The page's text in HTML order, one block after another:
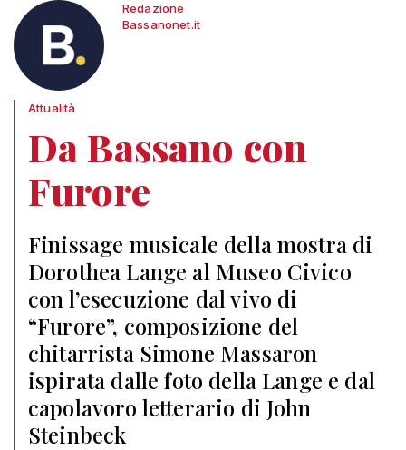
Redazione
Bassanonet.it
Attualità
Da Bassano con
Furore
Finissage musicale della mostra di
Dorothea Lange al Museo Civico
con l’esecuzione dal vivo di
“Furore”, composizione del
chitarrista Simone Massaron
ispirata dalle foto della Lange e dal
capolavoro letterario di John
Steinbeck